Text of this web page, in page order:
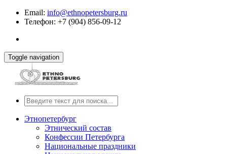
Email: info@ethnopetersburg.ru
Телефон: +7 (904) 856-09-12
Toggle navigation
Этнопетербург
Этнический состав
Конфессии Петербурга
Национальные праздники